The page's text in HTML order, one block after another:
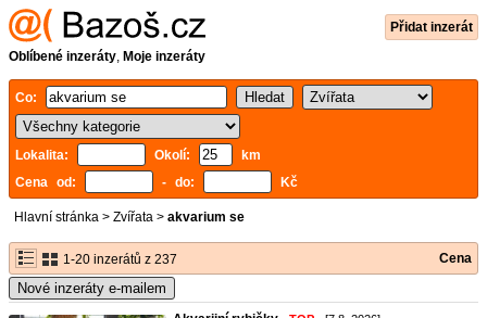
Přidat inzerát
Oblíbené inzeráty, Moje inzeráty
Co:
Lokalita: Okolí:
km
Cena od:
- do: Kč
Hlavní stránka > Zvířata > akvarium se
1-20 inzerátů z 237 Cena
Nové inzeráty e-mailem